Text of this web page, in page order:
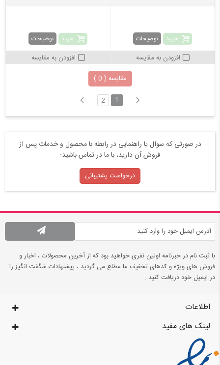
خرید توضیحات
افزودن به مقایسه
خرید توضیحات
افزودن به مقایسه
مقایسه ( 0
)
1
2
در صورتی که سوال یا راهنمایی در رابطه با محصول و خدمات پس از
فروش آن دارید، با ما در تماس باشید:
درخواست پشتیبانی
با ثبت نام در خبرنامه اولین نفری خواهید بود که از آخرین محصولات ، اخبار و
فروش های ویژه و کدهای تخفیف ما مطلع می گردید ، پیشنهادات شگفت انگیز را
در ایمیل خود دریافت کنید .
اطلاعات
لینک های مفید